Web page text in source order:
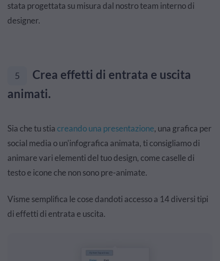
stata progettata su misura dal nostro team interno di
designer.
5
Crea effetti di entrata e uscita
animati.
Sia che tu stiacreando una presentazione, una grafica per
social media o un'infografica animata, ti consigliamo di
animare vari elementi del tuo design, come caselle di
testo e icone che non sono pre-animate.
Visme semplifica le cose dandoti accesso a 14 diversi tipi
di effetti di entrata e uscita.